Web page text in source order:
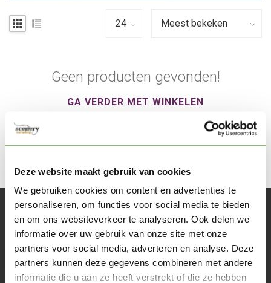
Deze website maakt gebruik van cookies
We gebruiken cookies om content en advertenties te
personaliseren, om functies voor social media te bieden
en om ons websiteverkeer te analyseren. Ook delen we
informatie over uw gebruik van onze site met onze
partners voor social media, adverteren en analyse. Deze
partners kunnen deze gegevens combineren met andere
informatie die u aan ze heeft verstrekt of die ze hebben
Geen producten gevonden!
GA VERDER MET WINKELEN
Abonneer je op onze nieuwsbrief
Blijf op de hoogte over onze laatste acties